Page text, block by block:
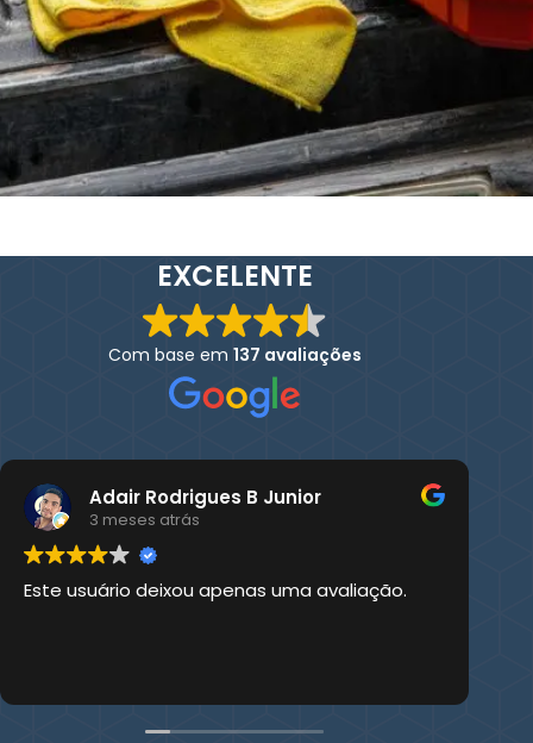
EXCELENTE
Com base em 137 avaliações
Adair Rodrigues B Junior
3 meses atrás
Este usuário deixou apenas uma avaliação.